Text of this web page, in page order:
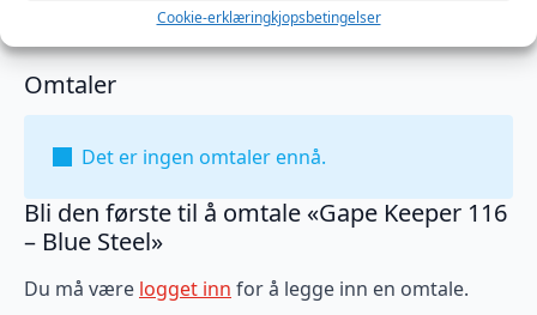
Cookie-erklæringkjopsbetingelser
Omtaler
Det er ingen omtaler ennå.
Bli den første til å omtale «Gape Keeper 116
– Blue Steel»
Du må være logget inn for å legge inn en omtale.